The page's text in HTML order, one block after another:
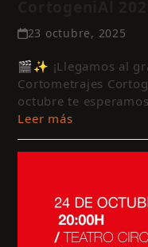
23 octubre, 2025
🎬✨ ¡Llegamos al
Cortometrajes
octubre te
Leer más